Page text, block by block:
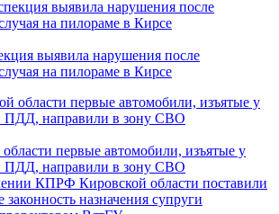
выявила нарушения после
на пилораме в Кирсе
первые автомобили, изъятые у
ПДД, направили в зону СВО